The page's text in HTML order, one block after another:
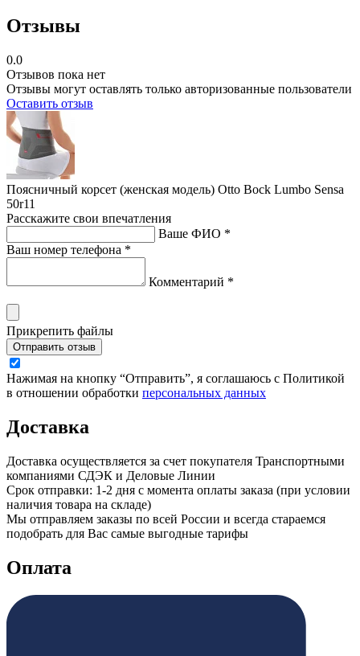
Отзывы
0.0
Отзывов пока нет
Отзывы могут оставлять только авторизованные пользователи
Оставить отзыв
Поясничный корсет (женская модель) Otto Bock Lumbo Sensa
50r11
Расскажите свои впечатления
Ваше ФИО *
Ваш номер телефона *
Комментарий *
Прикрепить файлы
Отправить отзыв
Нажимая на кнопку “Отправить”, я соглашаюсь с Политикой
в отношении обработки персональных данных
Доставка
Доставка осуществляется за счет покупателя Транспортными
компаниями СДЭК и Деловые Линии
Срок отправки: 1-2 дня с момента оплаты заказа (при условии
наличия товара на складе)
Мы отправляем заказы по всей России и всегда стараемся
подобрать для Вас самые выгодные тарифы
Оплата